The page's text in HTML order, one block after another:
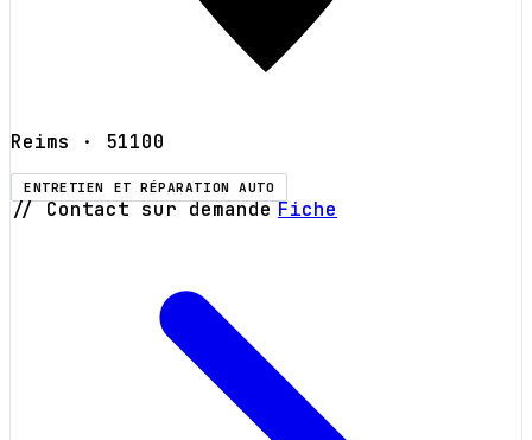
Reims · 51100
ENTRETIEN ET RÉPARATION AUTO
// Contact sur demande Fiche